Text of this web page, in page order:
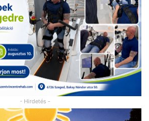
- Hirdetés -